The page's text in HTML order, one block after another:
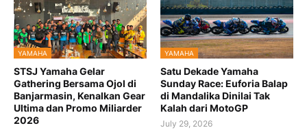
YAMAHA
STSJ Yamaha Gelar
Gathering Bersama Ojol di
Banjarmasin, Kenalkan Gear
Ultima dan Promo Miliarder
2026
YAMAHA
Satu Dekade Yamaha
Sunday Race: Euforia Balap
di Mandalika Dinilai Tak
Kalah dari MotoGP
July 29, 2026